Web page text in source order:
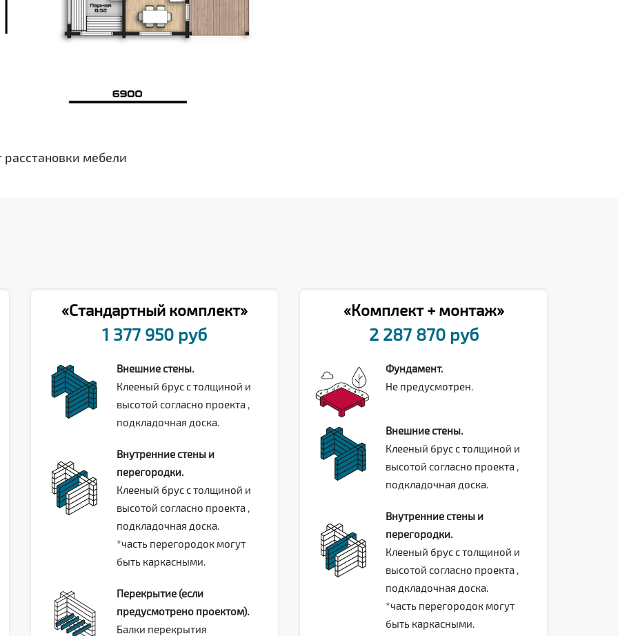
мебели
«Стандартный комплект»
1 377 950 руб
Внешние стены.
Клееный брус с толщиной и
высотой согласно проекта ,
подкладочная доска.
Внутренние стены и
перегородки.
Клееный брус с толщиной и
высотой согласно проекта ,
подкладочная доска.
*часть перегородок могут
быть каркасными.
Перекрытие (если
предусмотрено проектом).
Балки перекрытия
«Комплект + монтаж»
2 287 870 руб
Фундамент.
Не предусмотрен.
Внешние стены.
Клееный брус с толщиной и
высотой согласно проекта ,
подкладочная доска.
Внутренние стены и
перегородки.
Клееный брус с толщиной и
высотой согласно проекта ,
подкладочная доска.
*часть перегородок могут
быть каркасными.